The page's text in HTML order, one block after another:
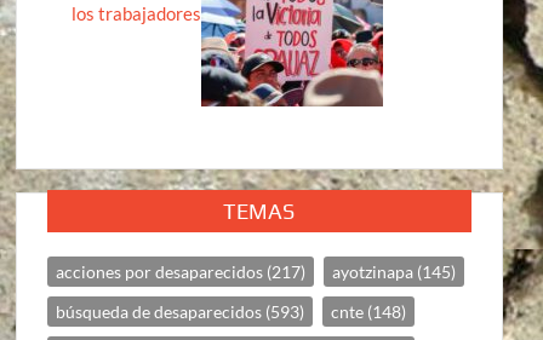
los trabajadores
TEMAS
acciones por desaparecidos (217) ayotzinapa (145)
búsqueda de desaparecidos (593) cnte (148)